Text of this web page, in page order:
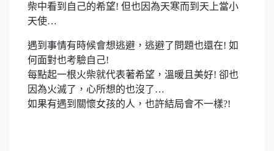
柴中看到自己的希望! 但也因為天寒而到天上當小
天使…
遇到事情有時候會想逃避，逃避了問題也還在! 如
何面對也考驗自己!
每點起一根火柴就代表著希望，溫暖且美好! 卻也
因為火滅了，心所想的也沒了…
如果有遇到關懷女孩的人，也許結局會不一樣?!